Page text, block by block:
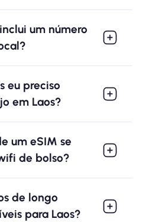
um número
eu preciso
em Laos?
um eSIM se
de bolso?
de longo
para Laos?